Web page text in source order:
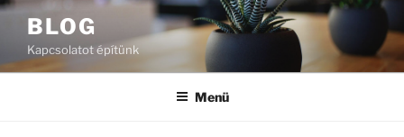
Tartalomhoz
BLOG
Kapcsolatot építünk
Menü